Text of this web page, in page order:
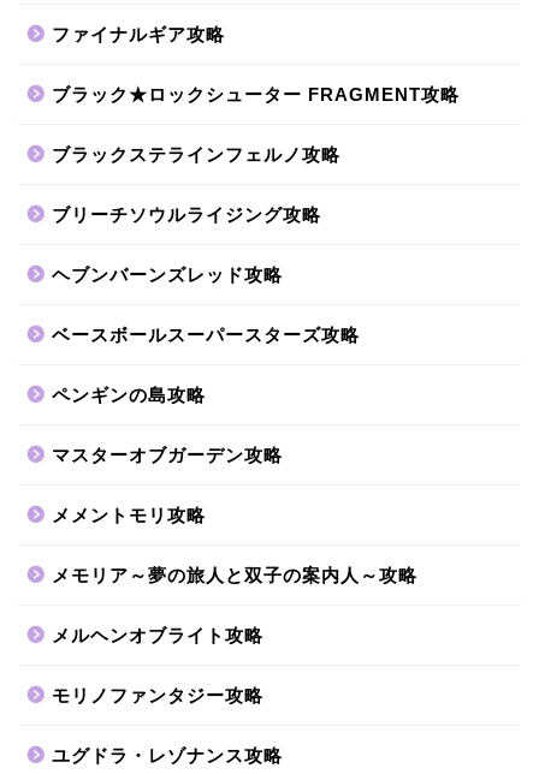
ファイナルギア攻略
ブラック★ロックシューター FRAGMENT攻略
ブラックステラインフェルノ攻略
ブリーチソウルライジング攻略
ヘブンバーンズレッド攻略
ベースボールスーパースターズ攻略
ペンギンの島攻略
マスターオブガーデン攻略
メメントモリ攻略
メモリア～夢の旅人と双子の案内人～攻略
メルヘンオブライト攻略
モリノファンタジー攻略
ユグドラ・レゾナンス攻略